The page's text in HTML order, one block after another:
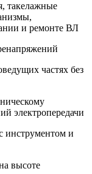
такелажные
и ремонте ВЛ
частях без
электропередачи
инструментом и
высоте